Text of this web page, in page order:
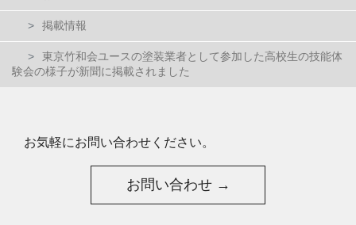
掲載情報
東京竹和会ユースの塗装業者として参加した高校生の技能体
験会の様子が新聞に掲載されました
お気軽にお問い合わせください。
お問い合わせ →